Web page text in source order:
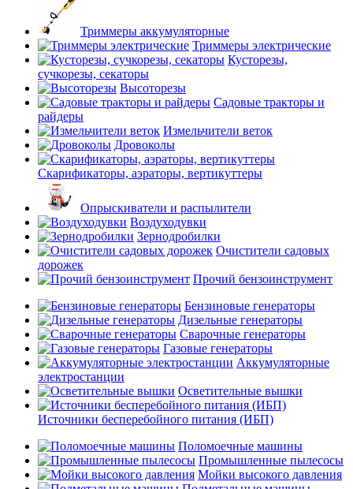
Триммеры аккумуляторные
Триммеры электрические
Кусторезы,
сучкорезы, секаторы
Высоторезы
Садовые тракторы и
райдеры
Измельчители веток
Дровоколы
Скарификаторы, аэраторы, вертикуттеры
Опрыскиватели и распылители
Воздуходувки
Зернодробилки
Очистители садовых
дорожек
Прочий бензоинструмент
Бензиновые генераторы
Дизельные генераторы
Сварочные генераторы
Газовые генераторы
Аккумуляторные
электростанции
Осветительные вышки
Источники бесперебойного питания (ИБП)
Поломоечные машины
Промышленные пылесосы
Мойки высокого давления